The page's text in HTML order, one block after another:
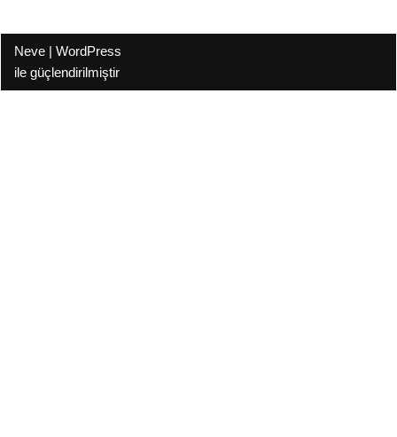
Neve | WordPress
ile güçlendirilmiştir